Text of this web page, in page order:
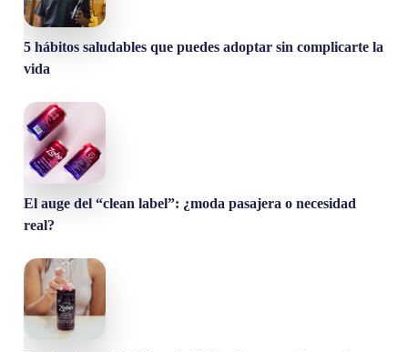
5 hábitos saludables que puedes adoptar sin complicarte la
vida
El auge del “clean label”: ¿moda pasajera o necesidad
real?